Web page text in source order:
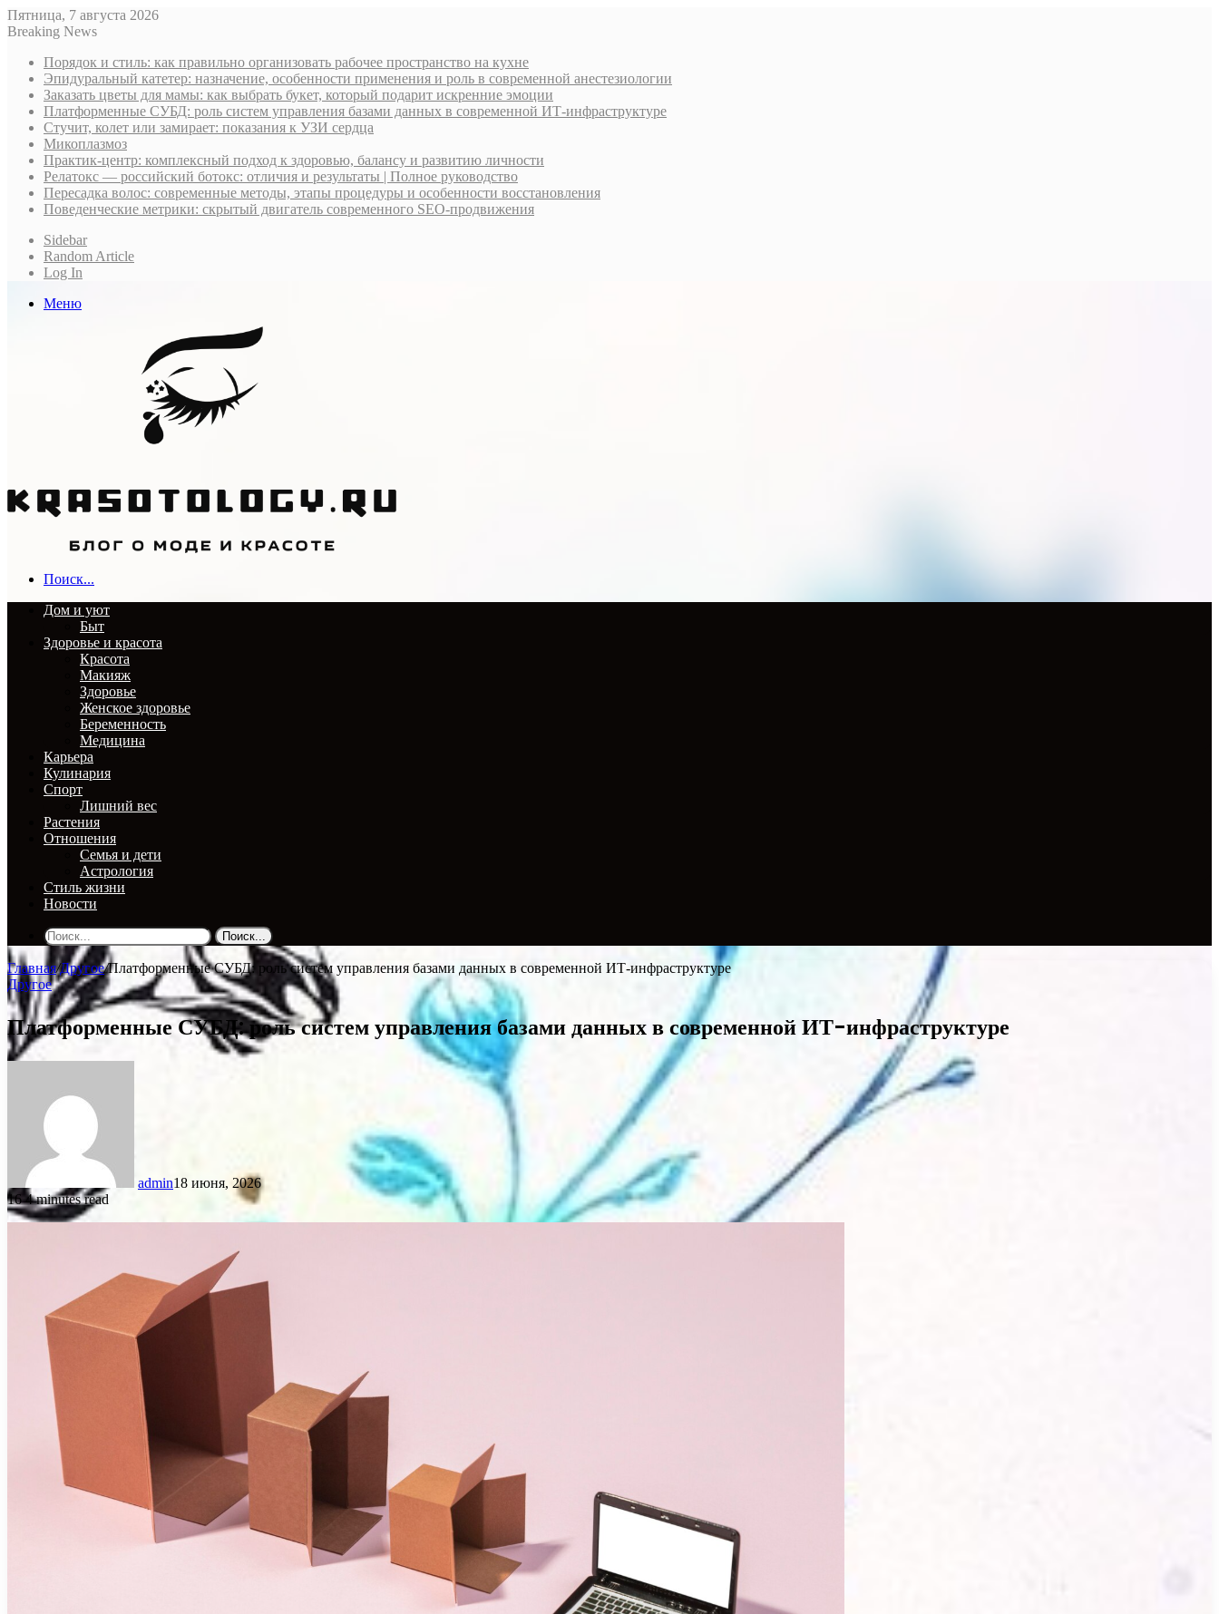
Пятница, 7 августа 2026
Breaking News
Порядок и стиль: как правильно организовать рабочее пространство на кухне
Эпидуральный катетер: назначение, особенности применения и роль в современной анестезиологии
Заказать цветы для мамы: как выбрать букет, который подарит искренние эмоции
Платформенные СУБД: роль систем управления базами данных в современной ИТ-инфраструктуре
Стучит, колет или замирает: показания к УЗИ сердца
Микоплазмоз
Практик-центр: комплексный подход к здоровью, балансу и развитию личности
Релатокс — российский ботокс: отличия и результаты | Полное руководство
Пересадка волос: современные методы, этапы процедуры и особенности восстановления
Поведенческие метрики: скрытый двигатель современного SEO-продвижения
Sidebar
Random Article
Log In
Меню
Поиск...
Дом и уют
Быт
Здоровье и красота
Красота
Макияж
Здоровье
Женское здоровье
Беременность
Медицина
Карьера
Кулинария
Спорт
Лишний вес
Растения
Отношения
Семья и дети
Астрология
Стиль жизни
Новости
Поиск...
Главная/Другое/Платформенные СУБД: роль систем управления базами данных в современной ИТ-инфраструктуре
Другое
Платформенные СУБД: роль систем управления базами данных в современной ИТ-инфраструктуре
admin18 июня, 2026
164 minutes read